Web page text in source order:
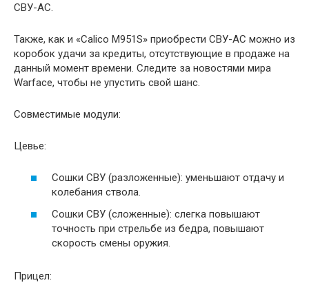
СВУ-АС.
Также, как и «Calico M951S» приобрести СВУ-АС можно из
коробок удачи за кредиты, отсутствующие в продаже на
данный момент времени. Следите за новостями мира
Warface, чтобы не упустить свой шанс.
Совместимые модули:
Цевье:
Сошки СВУ (разложенные): уменьшают отдачу и
колебания ствола.
Сошки СВУ (сложенные): слегка повышают
точность при стрельбе из бедра, повышают
скорость смены оружия.
Прицел: